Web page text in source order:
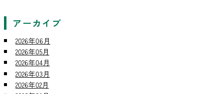
アーカイブ
2026年06月
2026年05月
2026年04月
2026年03月
2026年02月